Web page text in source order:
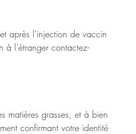
après l'injection de vaccin
à l'étranger contactez-
matières grasses, et à bien
confirmant votre identité